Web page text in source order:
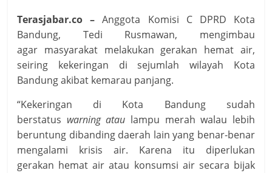
Terasjabar.co – Anggota Komisi C DPRD Kota
Bandung, Tedi Rusmawan, mengimbau
agar masyarakat melakukan gerakan hemat air,
seiring kekeringan di sejumlah wilayah Kota
Bandung akibat kemarau panjang.
“Kekeringan di Kota Bandung sudah
berstatus warning atau lampu merah walau lebih
beruntung dibanding daerah lain yang benar-benar
mengalami krisis air. Karena itu diperlukan
gerakan hemat air atau konsumsi air secara bijak